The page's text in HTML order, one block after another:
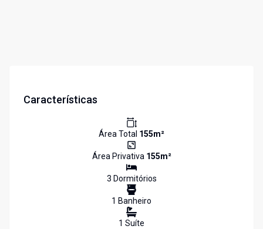
Características
Área Total 155m²
Área Privativa 155m²
3 Dormitórios
1 Banheiro
1 Suíte